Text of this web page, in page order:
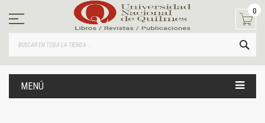
contenido
0
MENÚ